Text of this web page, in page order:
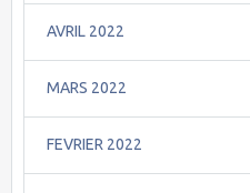
AVRIL 2022
MARS 2022
FEVRIER 2022